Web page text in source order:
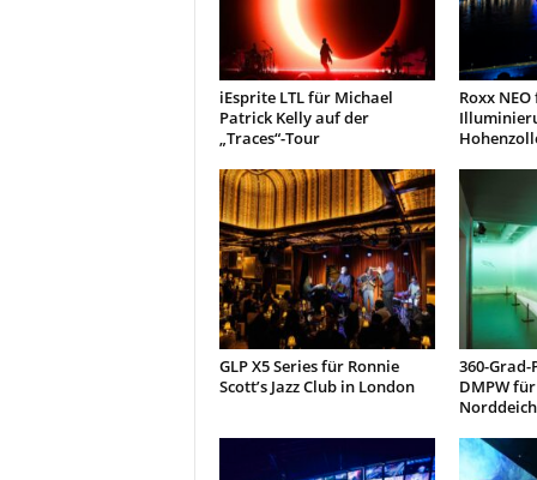
iEsprite LTL für Michael
Patrick Kelly auf der
„Traces“-Tour
Roxx
GLP X5 Series für Ronnie
Scott’s Jazz Club in London
360-
DMPW
Norddeich